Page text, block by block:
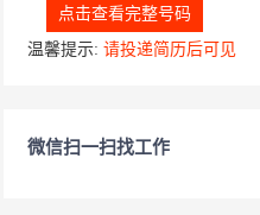
点击查看完整号码
温馨提示: 请投递简历后可见
微信扫一扫找工作